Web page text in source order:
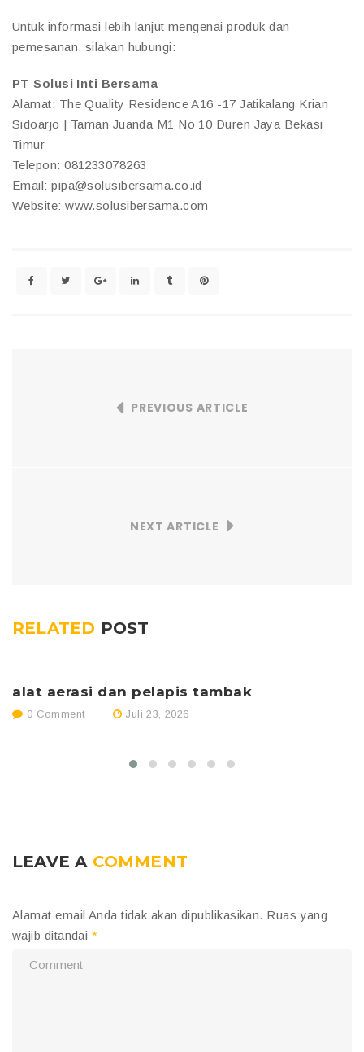
Untuk informasi lebih lanjut mengenai produk dan
pemesanan, silakan hubungi:
PT Solusi Inti Bersama
Alamat: The Quality Residence A16 -17 Jatikalang Krian
Sidoarjo | Taman Juanda M1 No 10 Duren Jaya Bekasi
Timur
Telepon: 081233078263
Email: pipa@solusibersama.co.id
Website: www.solusibersama.com
PREVIOUS ARTICLE
NEXT ARTICLE
RELATED POST
alat aerasi dan pelapis tambak
0 Comment Juli 23, 2026
LEAVE A COMMENT
Alamat email Anda tidak akan dipublikasikan. Ruas yang
wajib ditandai *